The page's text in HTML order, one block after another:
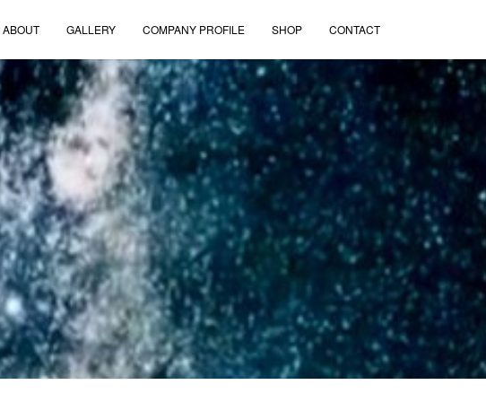
ABOUT GALLERY COMPANY PROFILE SHOP CONTACT